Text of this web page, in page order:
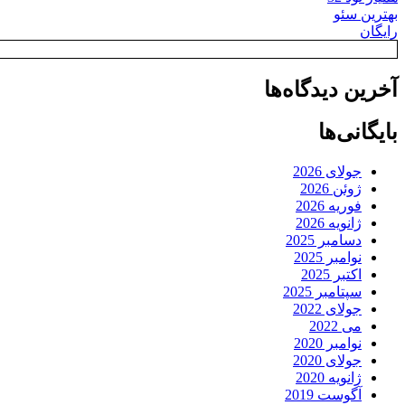
بهترین سئو
رایگان
آخرین دیدگاه‌ها
بایگانی‌ها
جولای 2026
ژوئن 2026
فوریه 2026
ژانویه 2026
دسامبر 2025
نوامبر 2025
اکتبر 2025
سپتامبر 2025
جولای 2022
می 2022
نوامبر 2020
جولای 2020
ژانویه 2020
آگوست 2019